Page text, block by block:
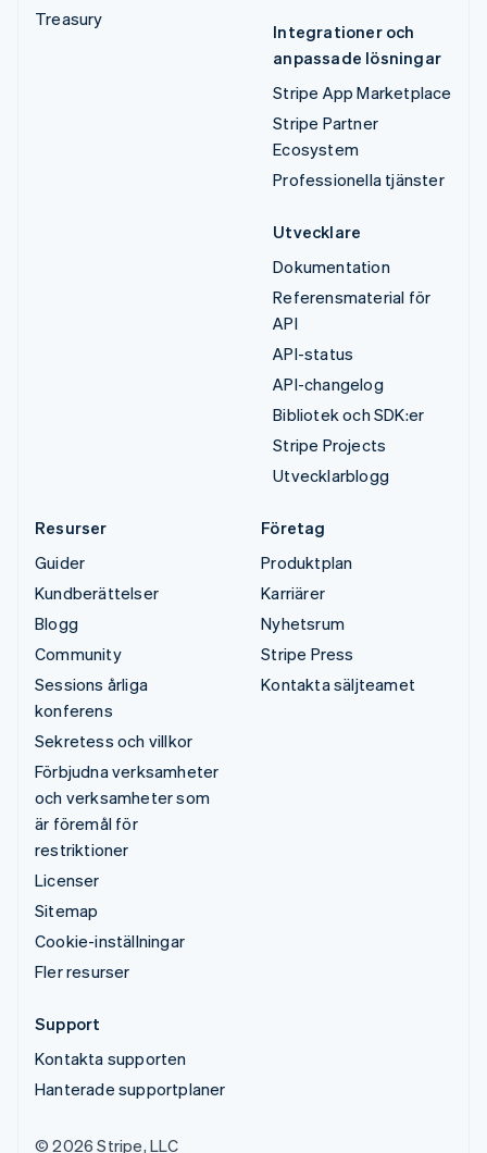
Treasury
Integrationer och
anpassade lösningar
Stripe App Marketplace
Stripe Partner
Ecosystem
Professionella tjänster
Utvecklare
Dokumentation
Referensmaterial för
API
API-status
API-changelog
Bibliotek och SDK:er
Stripe Projects
Utvecklarblogg
Resurser
Guider
Kundberättelser
Blogg
Community
Sessions årliga
konferens
Sekretess och villkor
Förbjudna verksamheter
och verksamheter som
är föremål för
restriktioner
Licenser
Sitemap
Cookie-inställningar
Fler resurser
Företag
Produktplan
Karriärer
Nyhetsrum
Stripe Press
Kontakta säljteamet
Support
Kontakta supporten
Hanterade supportplaner
© 2026 Stripe, LLC